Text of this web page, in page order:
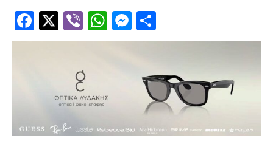
Facebook
Twitter
ViberWhatsApp
Messenger